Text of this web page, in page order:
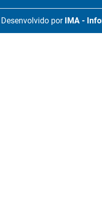
Desenvolvido por IMA -